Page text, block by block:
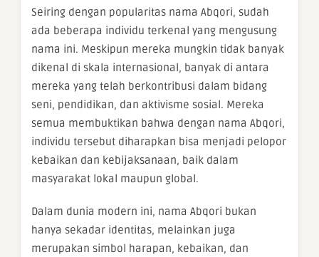
Seiring dengan popularitas nama Abqori, sudah
ada beberapa individu terkenal yang mengusung
nama ini. Meskipun mereka mungkin tidak banyak
dikenal di skala internasional, banyak di antara
mereka yang telah berkontribusi dalam bidang
seni, pendidikan, dan aktivisme sosial. Mereka
semua membuktikan bahwa dengan nama Abqori,
individu tersebut diharapkan bisa menjadi pelopor
kebaikan dan kebijaksanaan, baik dalam
masyarakat lokal maupun global.
Dalam dunia modern ini, nama Abqori bukan
hanya sekadar identitas, melainkan juga
merupakan simbol harapan, kebaikan, dan